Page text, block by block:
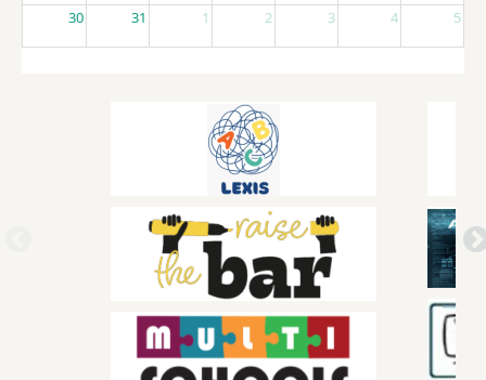
30 31 1 2 3 4 5